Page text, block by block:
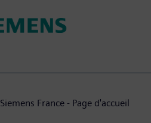
Siemens France - Page d'accueil